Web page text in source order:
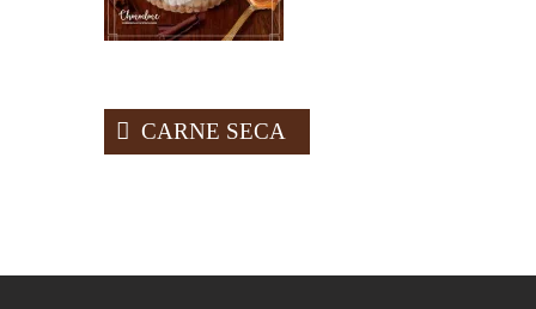
Navegação
CARNE SECA